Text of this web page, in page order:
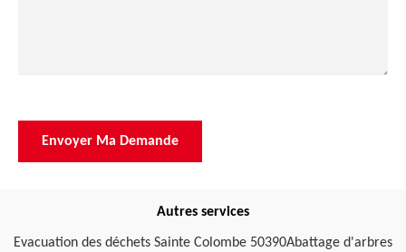
Autres services
Evacuation des déchets Sainte Colombe 50390Abattage d'arbres